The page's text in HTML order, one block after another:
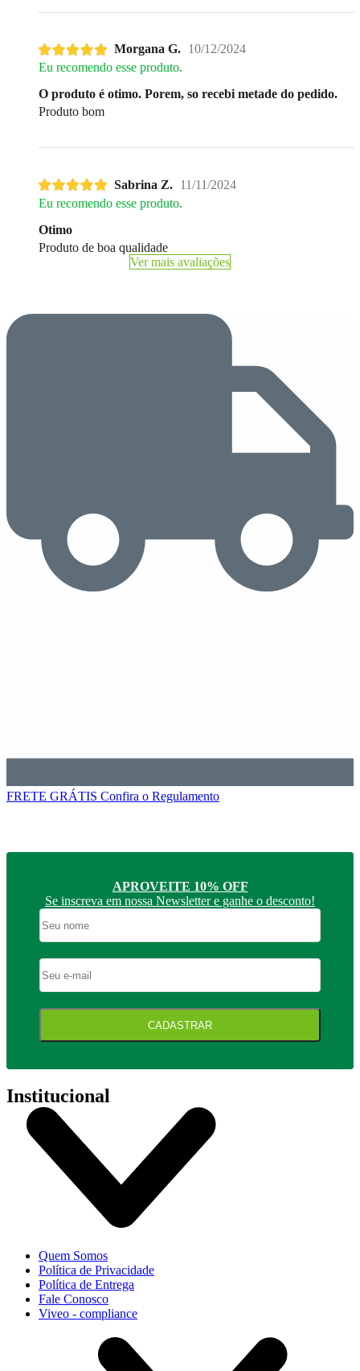
Morgana G. 10/12/2024
Eu recomendo esse produto.
O produto é otimo. Porem, so recebi metade do pedido.
Produto bom
Sabrina Z. 11/11/2024
Eu recomendo esse produto.
Otimo
Produto de boa qualidade
Ver mais avaliações
FRETE GRÁTIS Confira o Regulamento
APROVEITE 10% OFF
Se inscreva em nossa Newsletter e ganhe o desconto!
CADASTRAR
Institucional
Quem Somos
Política de Privacidade
Política de Entrega
Fale Conosco
Viveo - compliance